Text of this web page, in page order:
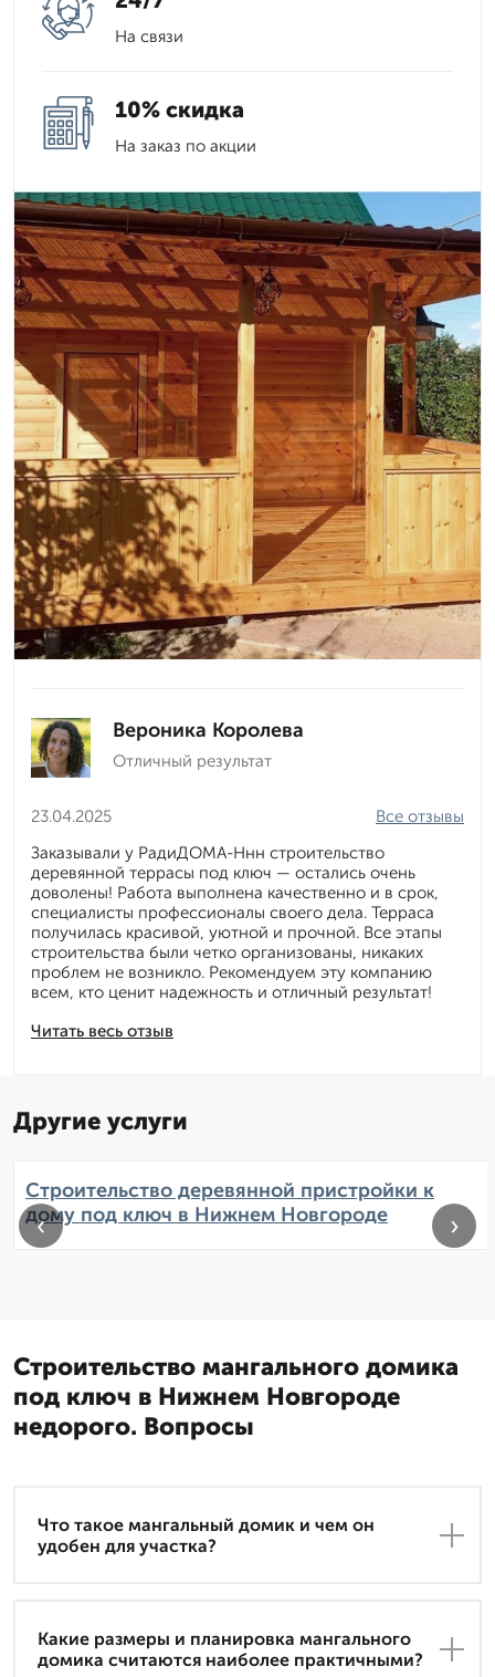
На связи
10% скидка
На заказ по акции
Вероника Королева
Отличный результат
23.04.2025
Читать весь отзыв
Все отзывы
Заказывали у РадиДОМА-Ннн строительство
деревянной террасы под ключ — остались очень
доволены! Работа выполнена качественно и в срок,
специалисты профессионалы своего дела. Терраса
получилась красивой, уютной и прочной. Все этапы
строительства были четко организованы, никаких
проблем не возникло. Рекомендуем эту компанию
всем, кто ценит надежность и отличный результат!
Другие услуги
Строительство деревянной пристройки к
дому под ключ в Нижнем Новгороде
‹ ›
Строительство мангального домика
под ключ в Нижнем Новгороде
недорого. Вопросы
Что такое мангальный домик и чем он
удобен для участка?
Какие размеры и планировка мангального
домика считаются наиболее практичными?